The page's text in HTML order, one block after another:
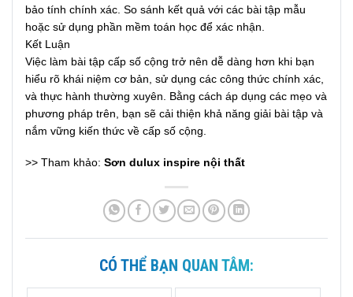
bảo tính chính xác. So sánh kết quả với các bài tập mẫu
hoặc sử dụng phần mềm toán học để xác nhận.
Kết Luận
Việc làm bài tập cấp số cộng trở nên dễ dàng hơn khi bạn
hiểu rõ khái niệm cơ bản, sử dụng các công thức chính xác,
và thực hành thường xuyên. Bằng cách áp dụng các mẹo và
phương pháp trên, bạn sẽ cải thiện khả năng giải bài tập và
nắm vững kiến thức về cấp số cộng.
>> Tham khảo: Sơn dulux inspire nội thất
CÓ THỂ BẠN QUAN TÂM: